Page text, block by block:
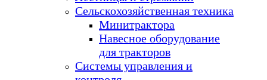
Сельскохозяйственная техника
Минитрактора
Навесное оборудование
для тракторов
Системы управления и